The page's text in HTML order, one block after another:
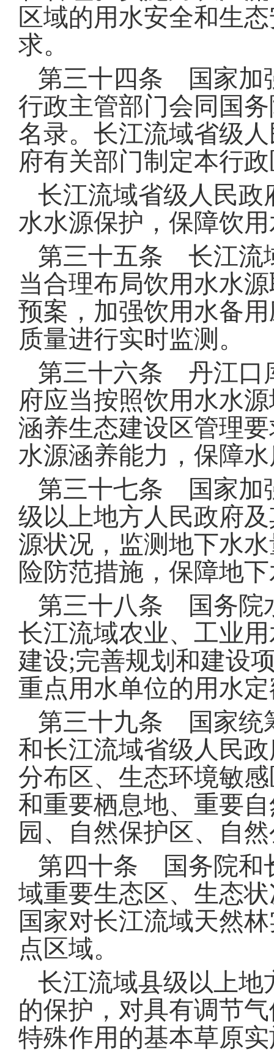
区域的用水安全和生
求。
第三十四条 国家加
行政主管部门会同国
名录。 长江流域省级
府有关部门制定本行
长江流域省级人民
水水源保护，保障饮
第三十五条 长江流
当合理布局饮用水水
预案，加强饮用水备
质量进行实时监测 。
第三十六条 丹江口
府应当按照饮用水水
涵养生态建设区管理
水源涵养能力，保障
第三十七条 国家加
级以上地方人民政府
源状况，监测地下水
险防范措施，保障地
第三十八条 国务院
长江流域农业、工业
建设;完善规划和建设
重点用水单位的用水
第三十九条 国家统
和长江流域省级人民
分布区、生态环境敏
和重要栖息地、重要
园、自然保护区、自
第四十条 国务院和
域重要生态区、生态
国家对长江流域天然
点区域。
长江流域县级以上
的保护，对具有调节
特殊作用的基本草原